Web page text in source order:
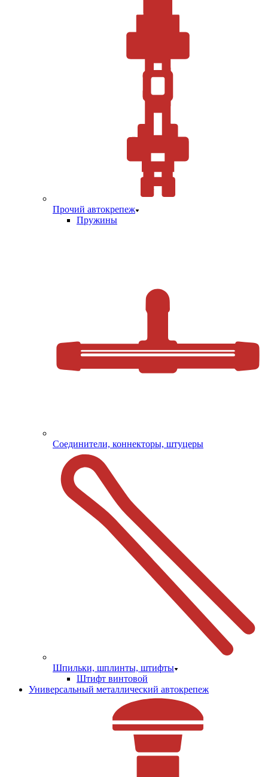
Прочий автокрепеж
Пружины
Соединители, коннекторы, штуцеры
Шпильки, шплинты, штифты
Штифт винтовой
Универсальный металлический автокрепеж